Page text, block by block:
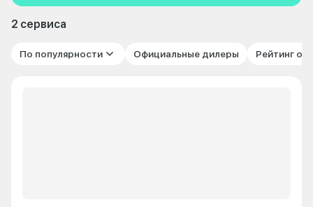
2 сервиса
По популярности Официальные дилеры Рейтинг